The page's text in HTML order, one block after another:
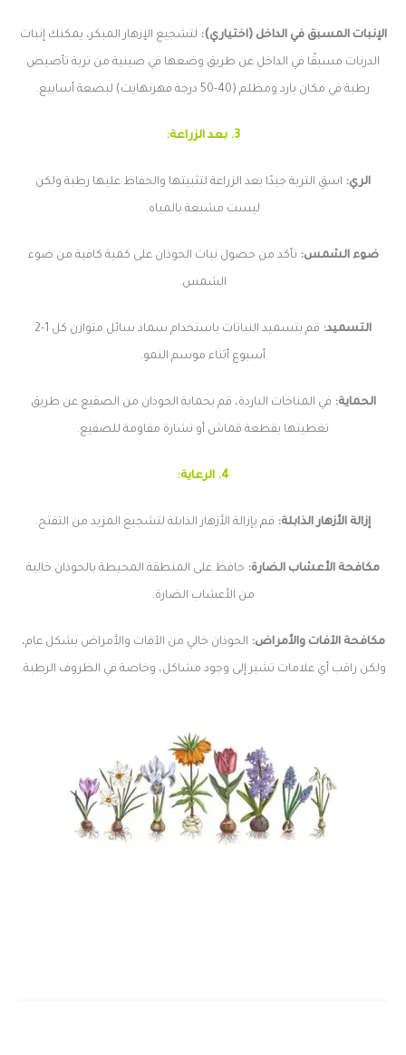
الإنبات المسبق في الداخل (اختياري): لتشجيع الإزهار المبكر، يمكنك إنبات
الدرنات مسبقًا في الداخل عن طريق وضعها في صينية من تربة تأصيص
رطبة في مكان بارد ومظلم (40-50 درجة فهرنهايت) لبضعة أسابيع.
3. بعد الزراعة:
الري: اسقِ التربة جيدًا بعد الزراعة لتثبيتها والحفاظ عليها رطبة ولكن
ليست مشبعة بالمياه.
ضوء الشمس: تأكد من حصول نبات الحوذان على كمية كافية من ضوء
الشمس.
التسميد: قم بتسميد النباتات باستخدام سماد سائل متوازن كل 1-2
أسبوع أثناء موسم النمو.
الحماية: في المناخات الباردة، قم بحماية الحوذان من الصقيع عن طريق
تغطيتها بقطعة قماش أو نشارة مقاومة للصقيع.
4. الرعاية:
إزالة الأزهار الذابلة: قم بإزالة الأزهار الذابلة لتشجيع المزيد من التفتح.
مكافحة الأعشاب الضارة: حافظ على المنطقة المحيطة بالحوذان خالية
من الأعشاب الضارة.
مكافحة الآفات والأمراض: الحوذان خالي من الآفات والأمراض بشكل عام،
ولكن راقب أي علامات تشير إلى وجود مشاكل، وخاصة في الظروف الرطبة.